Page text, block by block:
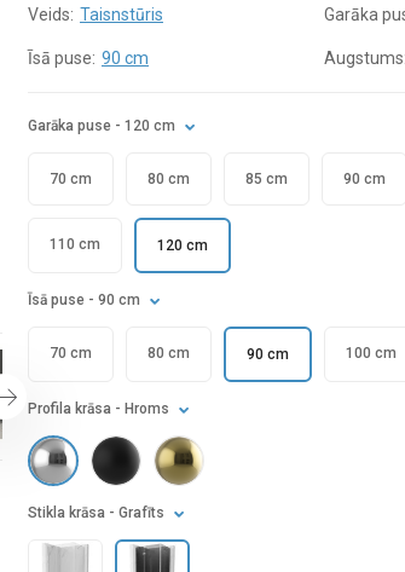
Veids: Taisnstūris Garāka
Īsā puse: 90 cm Augstums:
Garāka puse - 120 cm
70 cm 80 cm 85 cm 90 cm
110 cm 120 cm
Īsā puse - 90 cm
70 cm 80 cm 90 cm 100 cm
Stikla krāsa - Grafīts
Profila krāsa - Hroms